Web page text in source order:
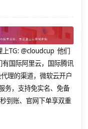
上TG: @cloudcup 他们
国际阿里云，国际腾讯
理的渠道，微软云开户
务，支持免实名、免备
到账、官网下单享双重